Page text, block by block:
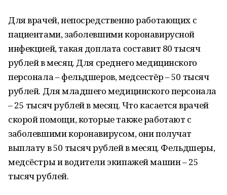
Для врачей, непосредственно работающих с
пациентами, заболевшими коронавирусной
инфекцией, такая доплата составит 80 тысяч
рублей в месяц. Для среднего медицинского
персонала – фельдшеров, медсестёр – 50 тысяч
рублей. Для младшего медицинского персонала
– 25 тысяч рублей в месяц. Что касается врачей
скорой помощи, которые также работают с
заболевшими коронавирусом, они получат
выплату в 50 тысяч рублей в месяц. Фельдшеры,
медсёстры и водители экипажей машин – 25
тысяч рублей.